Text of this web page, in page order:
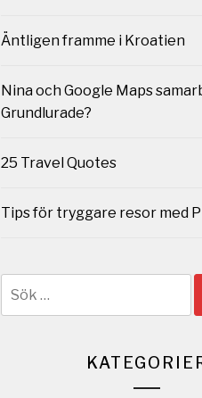
Äntligen framme i Kroatien
Nina och Google Maps
Grundlurade?
25 Travel Quotes
Tips för tryggare resor med